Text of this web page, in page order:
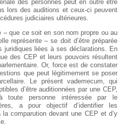
des personnes peut en outre être
lors des auditions et ceux-ci peuvent
judiciaires ultérieures.
– que ce soit en son nom propre ou au
représente – se doit d’être préparée
juridiques liées à ses déclarations. En
des CEP et leurs pouvoirs résultent
Or, force est de constater
que peut légitimement se poser
Le présent vademecum, qui
d’être auditionnées par une CEP,
toute personne intéressée par le
a pour objectif d’identifier les
comparution devant une CEP et d’y